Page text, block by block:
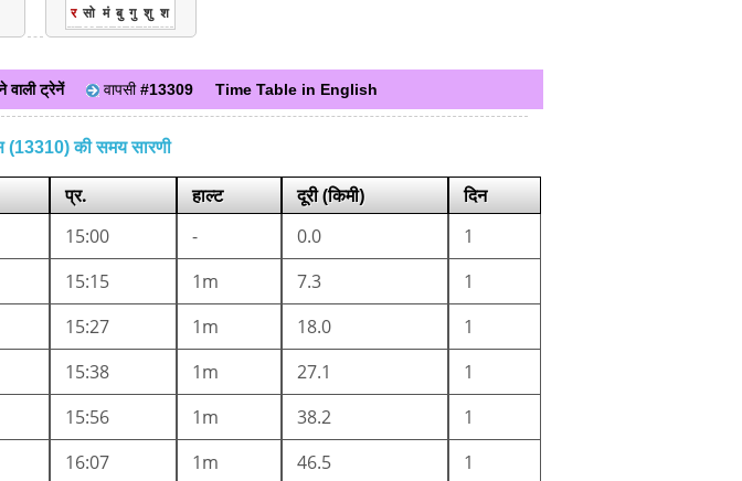
र सो मं बु गु शु श
वाली ट्रेनें वापसी#13309 Time Table in English
(13310) की समय सारणी
प्र. हाल्ट दूरी (किमी)
दिन
15:00 - 0.0
1
15:15 1m 7.3
1
15:27 1m 18.0
1
15:38 1m 27.1
1
15:56 1m 38.2
1
16:07 1m 46.5
1